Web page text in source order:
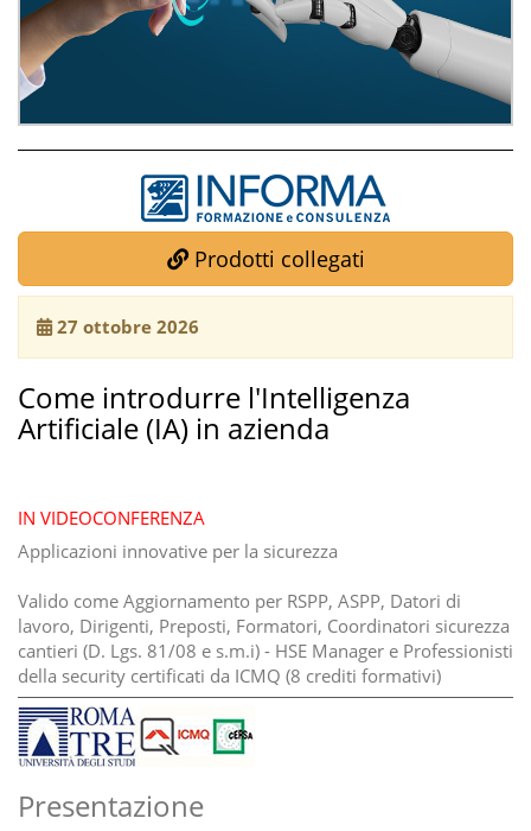
Prodotti collegati
27 ottobre 2026
Come introdurre l'Intelligenza
Artificiale (IA) in azienda
IN VIDEOCONFERENZA
Applicazioni innovative per la sicurezza
Valido come Aggiornamento per RSPP, ASPP, Datori di
lavoro, Dirigenti, Preposti, Formatori, Coordinatori sicurezza
cantieri (D. Lgs. 81/08 e s.m.i) - HSE Manager e Professionisti
della security certificati da ICMQ (8 crediti formativi)
Presentazione